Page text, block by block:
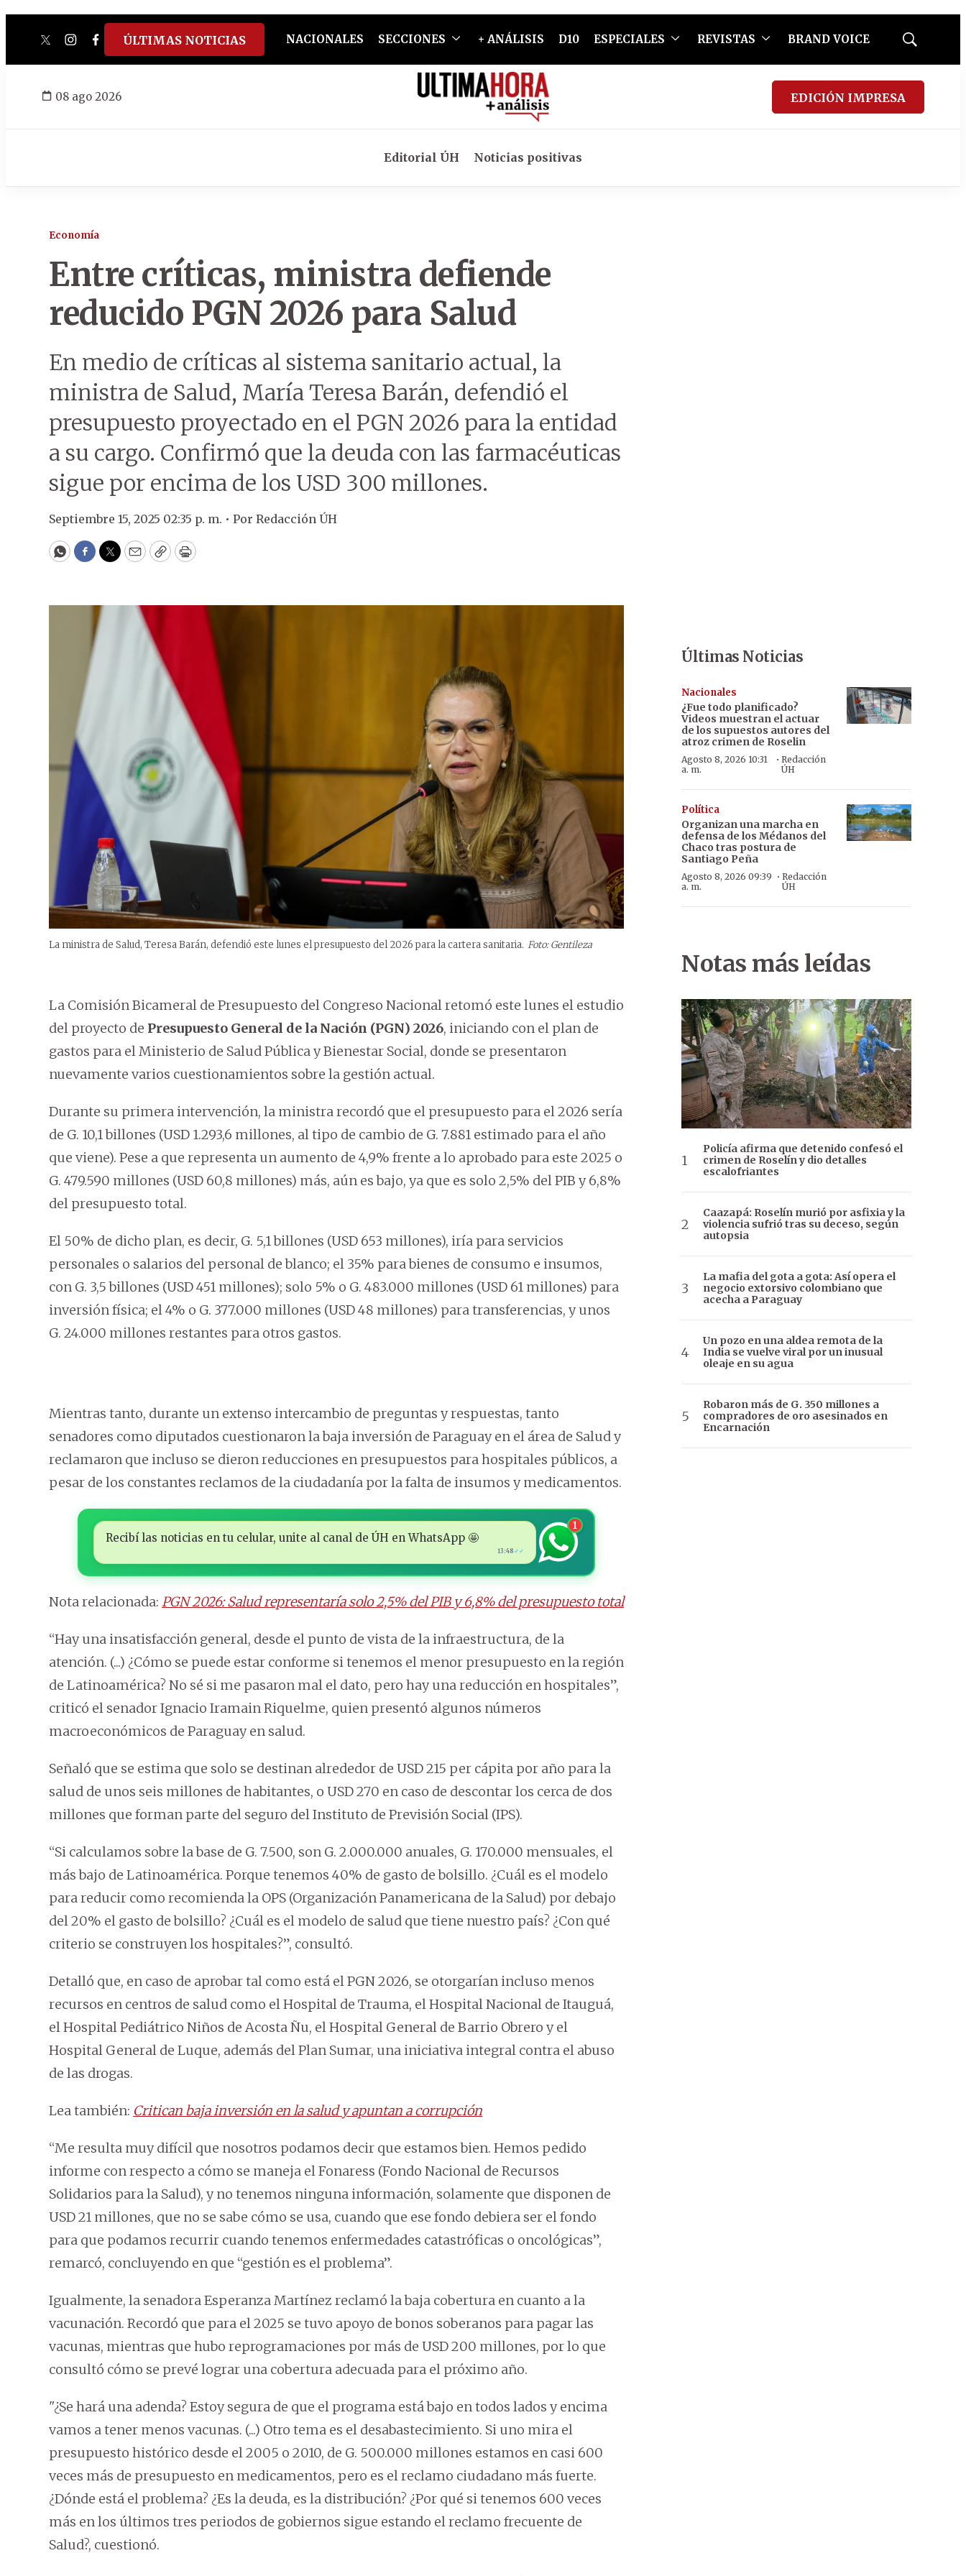
twitterinstagram
facebook
tiktokyoutube
spotify
ÚLTIMAS NOTICIAS NACIONALES SECCIONES + ANÁLISIS D10 ESPECIALES REVISTAS BRAND VOICE
Mostrar
08 ago 2026 EDICIÓN IMPRESA
Editorial ÚH Noticias positivas
Economía
Entre críticas, ministra defiende
reducido PGN 2026 para Salud
En medio de críticas al sistema sanitario actual, la
ministra de Salud, María Teresa Barán, defendió el
presupuesto proyectado en el PGN 2026 para la entidad
a su cargo. Confirmó que la deuda con las farmacéuticas
sigue por encima de los USD 300 millones.
Septiembre 15, 2025 02:35 p. m. • Por Redacción ÚH
WhatsApp
Facebook
Twitter
EmailCopyPrint
La ministra de Salud, Teresa Barán, defendió este lunes el presupuesto del 2026 para la cartera sanitaria. Foto: Gentileza
La Comisión Bicameral de Presupuesto del Congreso Nacional retomó este lunes el estudio
del proyecto de Presupuesto General de la Nación (PGN) 2026, iniciando con el plan de
gastos para el Ministerio de Salud Pública y Bienestar Social, donde se presentaron
nuevamente varios cuestionamientos sobre la gestión actual.
Durante su primera intervención, la ministra recordó que el presupuesto para el 2026 sería
de G. 10,1 billones (USD 1.293,6 millones, al tipo de cambio de G. 7.881 estimado para el año
que viene). Pese a que representa un aumento de 4,9% frente a lo aprobado para este 2025 o
G. 479.590 millones (USD 60,8 millones) más, aún es bajo, ya que es solo 2,5% del PIB y 6,8%
del presupuesto total.
El 50% de dicho plan, es decir, G. 5,1 billones (USD 653 millones), iría para servicios
personales o salarios del personal de blanco; el 35% para bienes de consumo e insumos,
con G. 3,5 billones (USD 451 millones); solo 5% o G. 483.000 millones (USD 61 millones) para
inversión física; el 4% o G. 377.000 millones (USD 48 millones) para transferencias, y unos
G. 24.000 millones restantes para otros gastos.
Mientras tanto, durante un extenso intercambio de preguntas y respuestas, tanto
senadores como diputados cuestionaron la baja inversión de Paraguay en el área de Salud y
reclamaron que incluso se dieron reducciones en presupuestos para hospitales públicos, a
pesar de los constantes reclamos de la ciudadanía por la falta de insumos y medicamentos.
Recibí las noticias en tu celular, unite al canal de ÚH en WhatsApp 🤩
13:48 ✓✓
1
Nota relacionada: PGN 2026: Salud representaría solo 2,5% del PIB y 6,8% del presupuesto total
“Hay una insatisfacción general, desde el punto de vista de la infraestructura, de la
atención. (...) ¿Cómo se puede estar conforme si tenemos el menor presupuesto en la región
de Latinoamérica? No sé si me pasaron mal el dato, pero hay una reducción en hospitales”,
criticó el senador Ignacio Iramain Riquelme, quien presentó algunos números
macroeconómicos de Paraguay en salud.
Señaló que se estima que solo se destinan alrededor de USD 215 per cápita por año para la
salud de unos seis millones de habitantes, o USD 270 en caso de descontar los cerca de dos
millones que forman parte del seguro del Instituto de Previsión Social (IPS).
“Si calculamos sobre la base de G. 7.500, son G. 2.000.000 anuales, G. 170.000 mensuales, el
más bajo de Latinoamérica. Porque tenemos 40% de gasto de bolsillo. ¿Cuál es el modelo
para reducir como recomienda la OPS (Organización Panamericana de la Salud) por debajo
del 20% el gasto de bolsillo? ¿Cuál es el modelo de salud que tiene nuestro país? ¿Con qué
criterio se construyen los hospitales?”, consultó.
Detalló que, en caso de aprobar tal como está el PGN 2026, se otorgarían incluso menos
recursos en centros de salud como el Hospital de Trauma, el Hospital Nacional de Itauguá,
el Hospital Pediátrico Niños de Acosta Ñu, el Hospital General de Barrio Obrero y el
Hospital General de Luque, además del Plan Sumar, una iniciativa integral contra el abuso
de las drogas.
Lea también: Critican baja inversión en la salud y apuntan a corrupción
“Me resulta muy difícil que nosotros podamos decir que estamos bien. Hemos pedido
informe con respecto a cómo se maneja el Fonaress (Fondo Nacional de Recursos
Solidarios para la Salud), y no tenemos ninguna información, solamente que disponen de
USD 21 millones, que no se sabe cómo se usa, cuando que ese fondo debiera ser el fondo
para que podamos recurrir cuando tenemos enfermedades catastróficas o oncológicas”,
remarcó, concluyendo en que “gestión es el problema”.
Igualmente, la senadora Esperanza Martínez reclamó la baja cobertura en cuanto a la
vacunación. Recordó que para el 2025 se tuvo apoyo de bonos soberanos para pagar las
vacunas, mientras que hubo reprogramaciones por más de USD 200 millones, por lo que
consultó cómo se prevé lograr una cobertura adecuada para el próximo año.
"¿Se hará una adenda? Estoy segura de que el programa está bajo en todos lados y encima
vamos a tener menos vacunas. (...) Otro tema es el desabastecimiento. Si uno mira el
presupuesto histórico desde el 2005 o 2010, de G. 500.000 millones estamos en casi 600
veces más de presupuesto en medicamentos, pero es el reclamo ciudadano más fuerte.
¿Dónde está el problema? ¿Es la deuda, es la distribución? ¿Por qué si tenemos 600 veces
más en los últimos tres periodos de gobiernos sigue estando el reclamo frecuente de
Salud?, cuestionó.
Últimas Noticias
Nacionales
¿Fue todo planificado?
Videos muestran el actuar
de los supuestos autores del
atroz crimen de Roselin
Agosto 8, 2026 10:31
a. m.
· Redacción
ÚH
Política
Organizan una marcha en
defensa de los Médanos del
Chaco tras postura de
Santiago Peña
Agosto 8, 2026 09:39
a. m.
·Redacción
ÚH
Notas más leídas
Policía afirma que detenido confesó el
crimen de Roselín y dio detalles
escalofriantes
Caazapá: Roselín murió por asfixia y la
violencia sufrió tras su deceso, según
autopsia
La mafia del gota a gota: Así opera el
negocio extorsivo colombiano que
acecha a Paraguay
Un pozo en una aldea remota de la
India se vuelve viral por un inusual
oleaje en su agua
Robaron más de G. 350 millones a
compradores de oro asesinados en
Encarnación